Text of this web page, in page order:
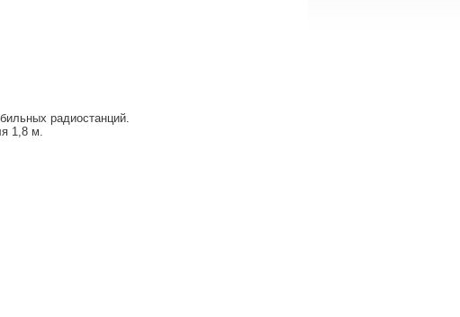
радиостанций.
1,8 м.